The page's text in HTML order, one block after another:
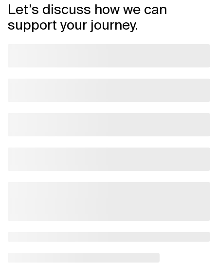
Let’s discuss how we can
support your journey.